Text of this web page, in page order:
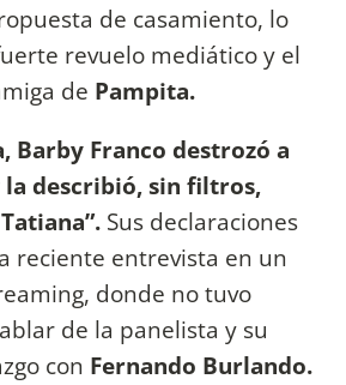
de casamiento, lo
revuelo mediático y el
de Pampita.
Barby Franco destrozó a
describió, sin filtros,
Sus declaraciones
reciente entrevista en un
donde no tuvo
de la panelista y su
con Fernando Burlando.